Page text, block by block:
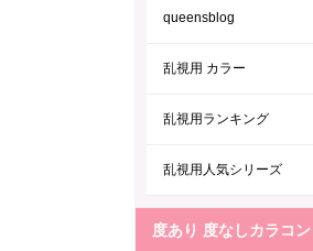
queensblog
乱視用 カラー
乱視用ランキング
乱視用人気シリーズ
度あり 度なしカラコン